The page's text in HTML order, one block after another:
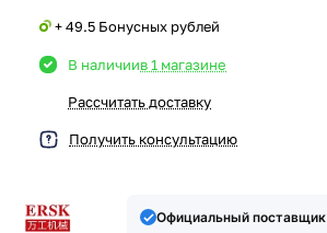
+ 49.5 Бонусных рублей
В наличиив 1 магазине
Рассчитать доставку
Получить консультацию
Официальный поставщик